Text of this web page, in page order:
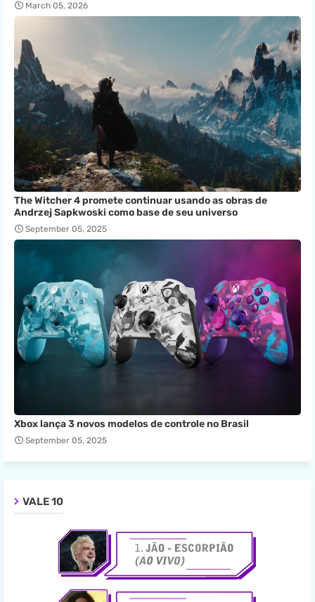
March 05, 2026
The Witcher 4 promete continuar usando as obras de
Andrzej Sapkwoski como base de seu universo
September 05, 2025
Xbox lança 3 novos modelos de controle no Brasil
September 05, 2025
VALE 10